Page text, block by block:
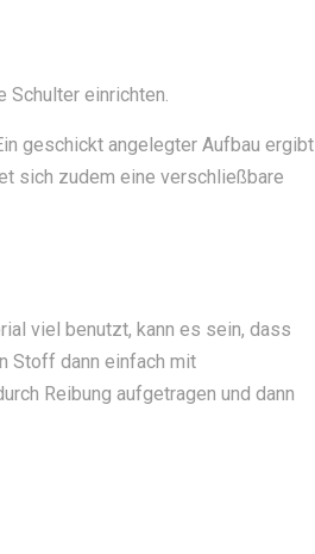
Schulter einrichten.
geschickt angelegter Aufbau ergibt
sich zudem eine verschließbare
viel benutzt, kann es sein, dass
Stoff dann einfach mit
Reibung aufgetragen und dann